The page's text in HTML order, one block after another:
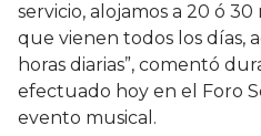
servicio, alojamos a 20 ó
que vienen todos los días,
horas diarias”, comentó
efectuado hoy en el Foro
evento musical.